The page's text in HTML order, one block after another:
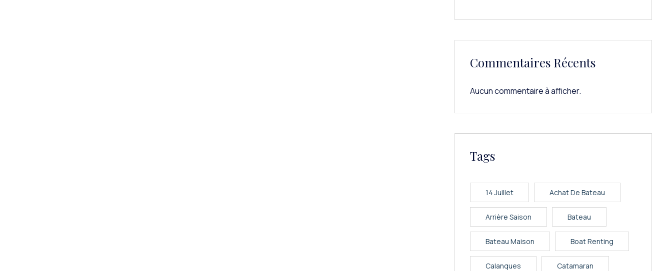
Commentaires Récents
Aucun commentaire à afficher.
Tags
14 Juillet Achat De Bateau
Arrière Saison Bateau
Bateau Maison Boat Renting
Calanques Catamaran